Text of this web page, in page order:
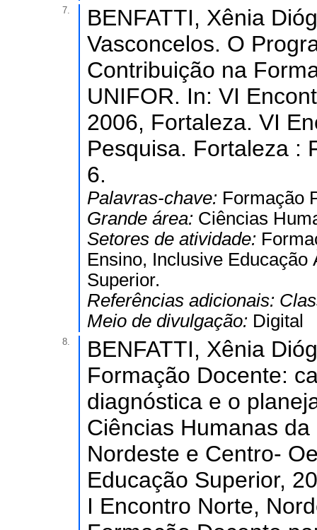
7.
BENFATTI, Xênia
Vasconcelos. O
Contribuição na
UNIFOR. In: VI
2006, Fortaleza. VI
Pesquisa. Fortaleza :
6.
Palavras-chave: Formação
Grande área: Ciências
Setores de atividade:
Ensino, Inclusive
Superior.
Referências adicionais:
Meio de divulgação: Digital
8.
BENFATTI, Xênia
Formação Docente:
diagnóstica e o
Ciências Humanas
Nordeste e Centro-
Educação Superior,
I Encontro Norte,